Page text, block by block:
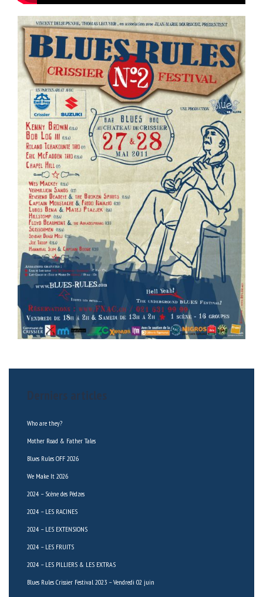
Derniers articles
Who are they?
Mother Road & Father Tales
Blues Rules OFF 2026
We Make It 2026
2024 – Scène des Pèdzes
2024 – LES RACINES
2024 – LES EXTENSIONS
2024 – LES FRUITS
2024 – LES PILLIERS & LES EXTRAS
Blues Rules Crissier Festival 2023 – Vendredi 02 juin